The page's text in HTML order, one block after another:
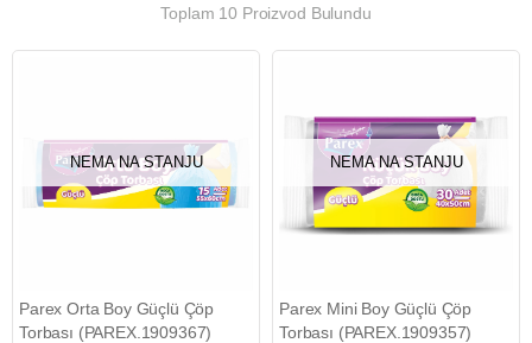
Toplam 10 Proizvod Bulundu
NEMA NA STANJU
Parex Orta Boy Güçlü Çöp
Torbası (PAREX.1909367)
NEMA NA STANJU
Parex Mini Boy Güçlü Çöp
Torbası (PAREX.1909357)